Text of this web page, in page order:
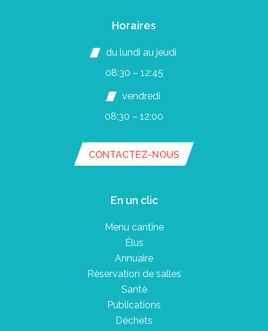
Horaires
du lundi au jeudi
08:30 – 12:45
vendredi
08:30 – 12:00
CONTACTEZ-NOUS
En un clic
Menu cantine
Élus
Annuaire
Réservation de salles
Santé
Publications
Déchets